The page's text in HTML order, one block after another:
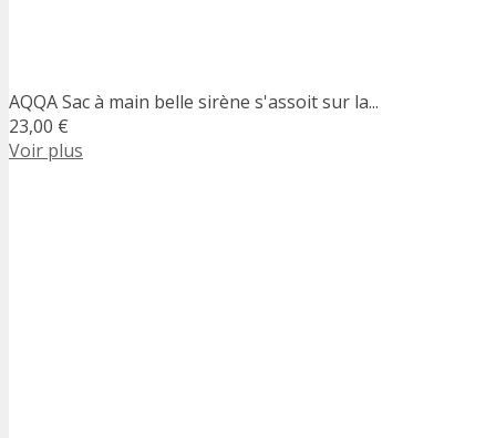
AQQA Sac à main belle sirène s'assoit sur la...
23,00 €
Voir plus